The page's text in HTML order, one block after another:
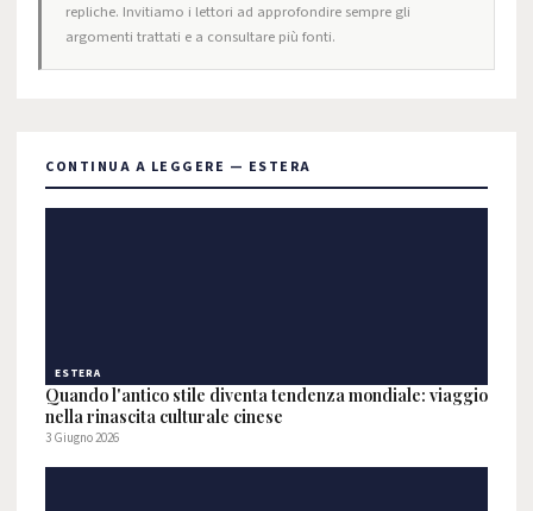
repliche. Invitiamo i lettori ad approfondire sempre gli
argomenti trattati e a consultare più fonti.
CONTINUA A LEGGERE — ESTERA
ESTERA
Quando l'antico stile diventa tendenza mondiale: viaggio
nella rinascita culturale cinese
3 Giugno 2026